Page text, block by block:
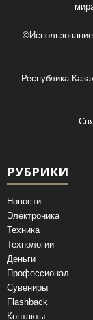
Республика
РУБРИКИ
Новости
Электроника
Техника
Технологии
Деньги
Профессионал
Сувениры
Flashback
Контакты